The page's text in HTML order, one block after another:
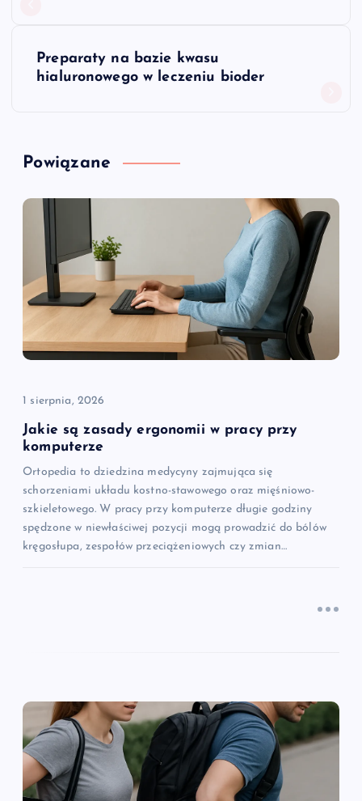
a
c
w
p
s
u
Preparaty na bazie kwasu
hialuronowego w leczeniu bioder
Powiązane
1 sierpnia, 2026
Jakie są zasady ergonomii w pracy przy
komputerze
Ortopedia to dziedzina medycyny zajmująca się
schorzeniami układu kostno-stawowego oraz mięśniowo-
szkieletowego. W pracy przy komputerze długie godziny
spędzone w niewłaściwej pozycji mogą prowadzić do bólów
kręgosłupa, zespołów przeciążeniowych czy zmian…